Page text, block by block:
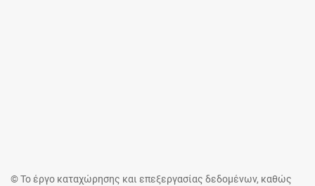
© Το έργο καταχώρησης και επεξεργασίας δεδομένων, καθώς